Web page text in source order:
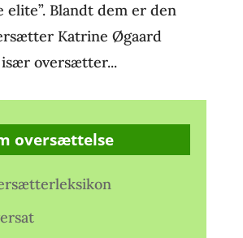
elite”. Blandt dem er den
Katrine Øgaard
især oversætter...
oversættelse